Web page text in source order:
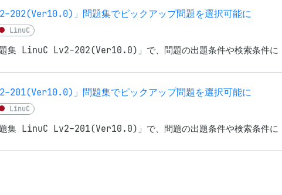
202(Ver10.0)」問題集でピックアップ問題を選択可能に
LinuC
題集 LinuC Lv2-202(Ver10.0)」で、問題の出題条件や検索条件
201(Ver10.0)」問題集でピックアップ問題を選択可能に
LinuC
題集 LinuC Lv2-201(Ver10.0)」で、問題の出題条件や検索条件